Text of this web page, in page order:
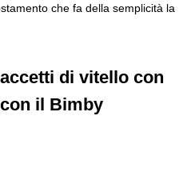
che fa della semplicità la
di vitello con
il Bimby